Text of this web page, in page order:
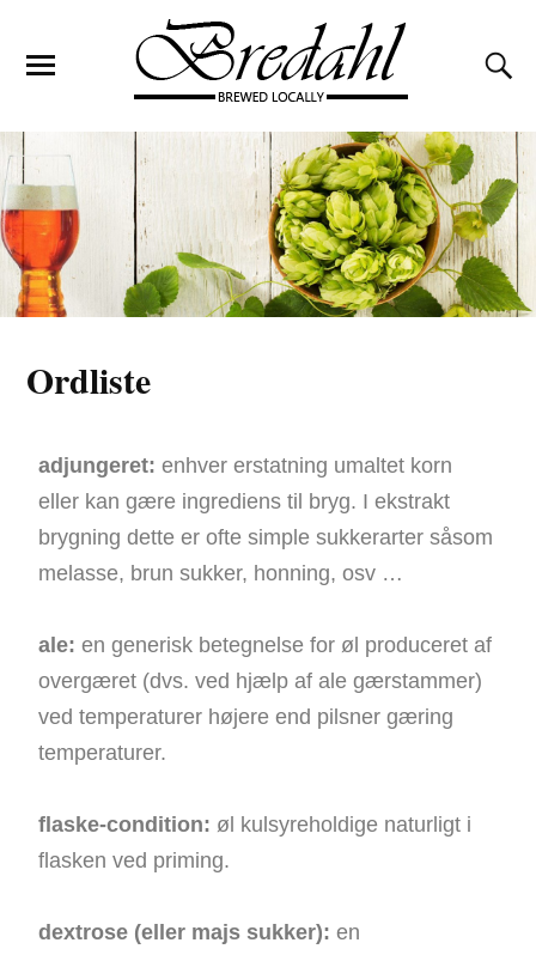
Ordliste
adjungeret: enhver erstatning umaltet korn
eller kan gære ingrediens til bryg. I ekstrakt
brygning dette er ofte simple sukkerarter såsom
melasse, brun sukker, honning, osv …
ale: en generisk betegnelse for øl produceret af
overgæret (dvs. ved hjælp af ale gærstammer)
ved temperaturer højere end pilsner gæring
temperaturer.
flaske-condition: øl kulsyreholdige naturligt i
flasken ved priming.
dextrose (eller majs sukker): en